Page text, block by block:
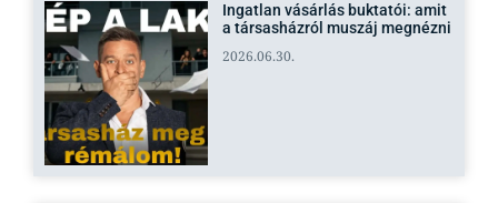
Ingatlan vásárlás buktatói: amit
a társasházról muszáj megnézni
2026.06.30.